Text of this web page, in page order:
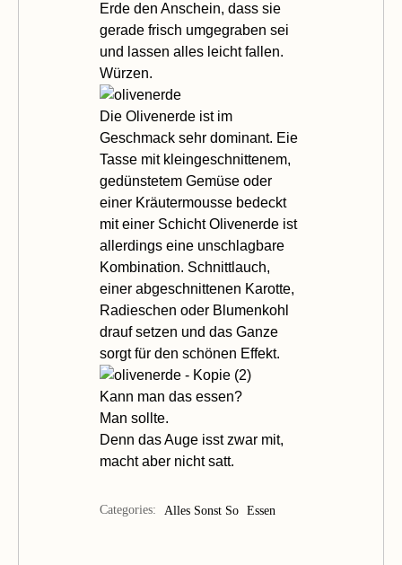
Erde den Anschein, dass sie
gerade frisch umgegraben sei
und lassen alles leicht fallen.
Würzen.
Die Olivenerde ist im
Geschmack sehr dominant. Eie
Tasse mit kleingeschnittenem,
gedünstetem Gemüse oder
einer Kräutermousse bedeckt
mit einer Schicht Olivenerde ist
allerdings eine unschlagbare
Kombination. Schnittlauch,
einer abgeschnittenen Karotte,
Radieschen oder Blumenkohl
drauf setzen und das Ganze
sorgt für den schönen Effekt.
Kann man das essen?
Man sollte.
Denn das Auge isst zwar mit,
macht aber nicht satt.
Categories: Alles Sonst So Essen